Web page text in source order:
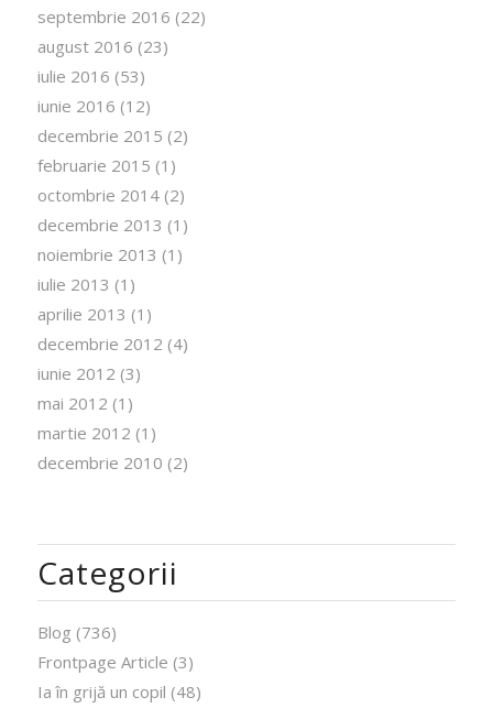
septembrie 2016 (22)
august 2016 (23)
iulie 2016 (53)
iunie 2016 (12)
decembrie 2015 (2)
februarie 2015 (1)
octombrie 2014(2)
decembrie 2013 (1)
noiembrie 2013 (1)
iulie 2013 (1)
aprilie 2013 (1)
decembrie 2012 (4)
iunie 2012 (3)
mai 2012 (1)
martie 2012 (1)
decembrie 2010 (2)
Categorii
Blog (736)
Frontpage Article (3)
Ia în grijă un copil (48)